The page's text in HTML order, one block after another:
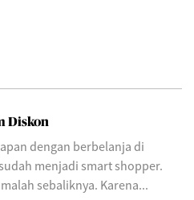
Diskon
dengan berbelanja di
menjadi smart shopper.
sebaliknya. Karena...